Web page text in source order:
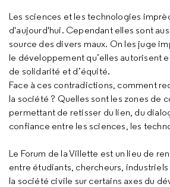
Les sciences et les technologies
d'aujourd'hui. Cependant elles sont
source des divers maux. On les juge
le développement qu’elles autorisent
de solidarité et d’équité.
Face à ces contradictions, comment
la société ? Quelles sont les zones de
permettant de retisser du lien, du
confiance entre les sciences, les
Le Forum de la Villette est un lieu de
entre étudiants, chercheurs,
la société civile sur certains axes du